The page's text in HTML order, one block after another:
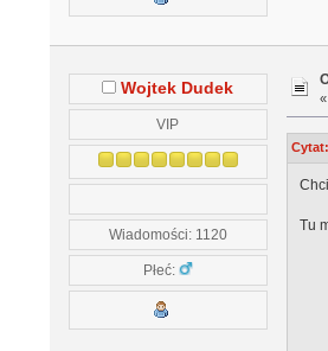
Wojtek Dudek
VIP
Wiadomości: 1120
Płeć:
Tu